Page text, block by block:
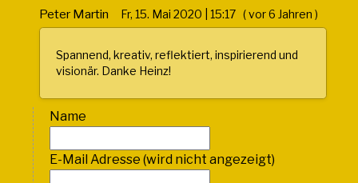
Peter Martin Fr, 15. Mai 2020 | 15:17 ( vor 6 Jahren )
Spannend, kreativ, reflektiert, inspirierend und
visionär. Danke Heinz!
Name
E-Mail Adresse (wird nicht angezeigt)